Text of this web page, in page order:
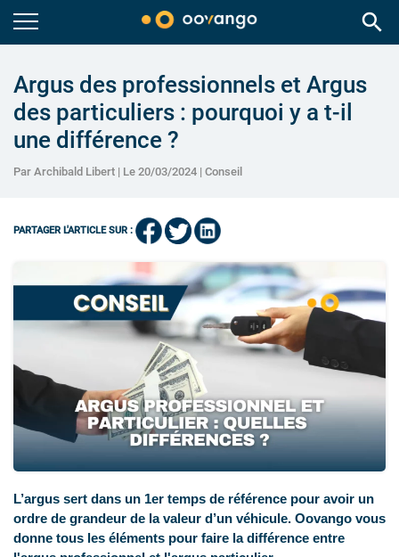
search
Argus des professionnels et Argus
des particuliers : pourquoi y a t-il
une différence ?
Par Archibald Libert | Le 20/03/2024 | Conseil
PARTAGER L'ARTICLE SUR :
L’argus sert dans un 1er temps de référence pour avoir un
ordre de grandeur de la valeur d’un véhicule. Oovango vous
donne tous les éléments pour faire la différence entre